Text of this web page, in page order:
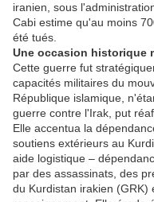
iranien, sous
Cabi estime qu'au moins
été tués.
Une occasion historique
Cette guerre fut
capacités militaires du
République islamique,
guerre contre l'Irak, put
Elle accentua la
soutiens extérieurs au
aide logistique –
par des assassinats, des
du Kurdistan irakien (GRK)